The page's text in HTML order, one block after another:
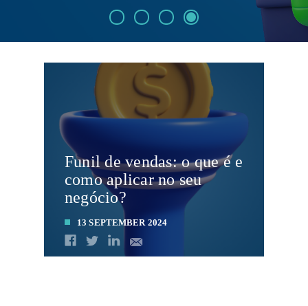
Funil de vendas: o que é e
como aplicar no seu
negócio?
13 SEPTEMBER 2024